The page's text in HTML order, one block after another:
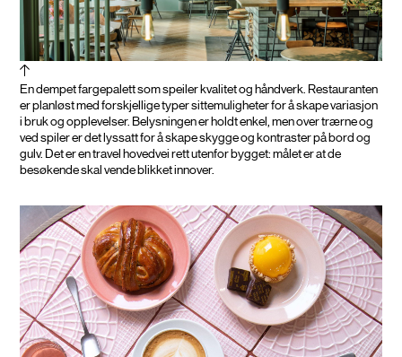
En dempet fargepalett som speiler kvalitet og håndverk. Restauranten
er planløst med forskjellige typer sittemuligheter for å skape variasjon
i bruk og opplevelser. Belysningen er holdt enkel, men over trærne og
ved spiler er det lyssatt for å skape skygge og kontraster på bord og
gulv. Det er en travel hovedvei rett utenfor bygget: målet er at de
besøkende skal vende blikket innover.